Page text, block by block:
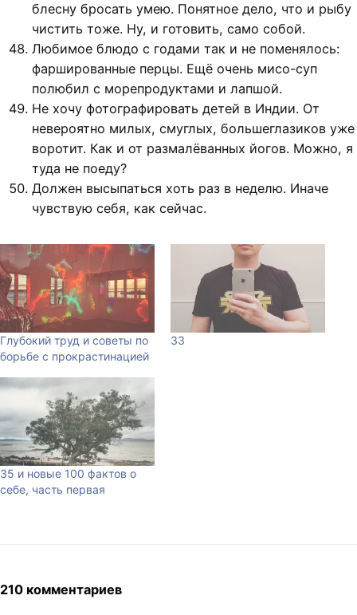
блесну бросать умею. Понятное дело, что и рыбу
чистить тоже. Ну, и готовить, само собой.
Любимое блюдо с годами так и не поменялось:
фаршированные перцы. Ещё очень мисо-суп
полюбил с морепродуктами и лапшой.
Не хочу фотографировать детей в Индии. От
невероятно милых, смуглых, большеглазиков уже
воротит. Как и от размалёванных йогов. Можно, я
туда не поеду?
Должен высыпаться хоть раз в неделю. Иначе
чувствую себя, как сейчас.
Глубокий труд и советы по
борьбе с прокрастинацией
33
35 и новые 100 фактов о
себе, часть первая
210 комментариев